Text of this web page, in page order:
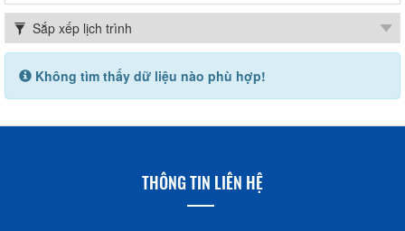
Không tìm thấy dữ liệu nào phù hợp!
THÔNG TIN LIÊN HỆ